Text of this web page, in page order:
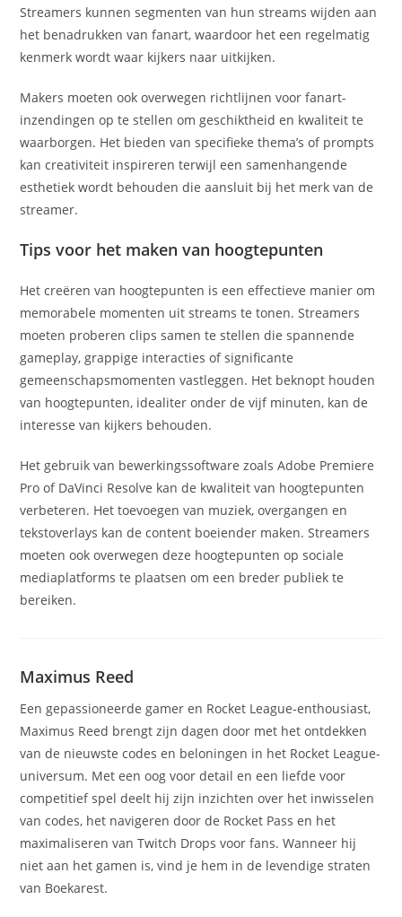
Streamers kunnen segmenten van hun streams wijden aan
het benadrukken van fanart, waardoor het een regelmatig
kenmerk wordt waar kijkers naar uitkijken.
Makers moeten ook overwegen richtlijnen voor fanart-
inzendingen op te stellen om geschiktheid en kwaliteit te
waarborgen. Het bieden van specifieke thema’s of prompts
kan creativiteit inspireren terwijl een samenhangende
esthetiek wordt behouden die aansluit bij het merk van de
streamer.
Tips voor het maken van hoogtepunten
Het creëren van hoogtepunten is een effectieve manier om
memorabele momenten uit streams te tonen. Streamers
moeten proberen clips samen te stellen die spannende
gameplay, grappige interacties of significante
gemeenschapsmomenten vastleggen. Het beknopt houden
van hoogtepunten, idealiter onder de vijf minuten, kan de
interesse van kijkers behouden.
Het gebruik van bewerkingssoftware zoals Adobe Premiere
Pro of DaVinci Resolve kan de kwaliteit van hoogtepunten
verbeteren. Het toevoegen van muziek, overgangen en
tekstoverlays kan de content boeiender maken. Streamers
moeten ook overwegen deze hoogtepunten op sociale
mediaplatforms te plaatsen om een breder publiek te
bereiken.
Maximus Reed
Een gepassioneerde gamer en Rocket League-enthousiast,
Maximus Reed brengt zijn dagen door met het ontdekken
van de nieuwste codes en beloningen in het Rocket League-
universum. Met een oog voor detail en een liefde voor
competitief spel deelt hij zijn inzichten over het inwisselen
van codes, het navigeren door de Rocket Pass en het
maximaliseren van Twitch Drops voor fans. Wanneer hij
niet aan het gamen is, vind je hem in de levendige straten
van Boekarest.